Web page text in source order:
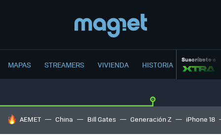
MAPAS STREAMERS VIVIENDA HISTORIA Suscríbete a
HOY SE HABLA DE
AEMET China Bill Gates Generación Z iPhone 18